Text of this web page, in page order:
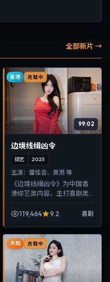
全部新片 →
香港 连载中
99:02
边境线缉凶令
综艺 2025
主演： 雷佳音、黄渤 等
《边境线缉凶令》为中国香
港综艺类内容，主打喜剧类
晰，适合移动端与电视端随
119,464 9.2 喜剧
大陆 连载中